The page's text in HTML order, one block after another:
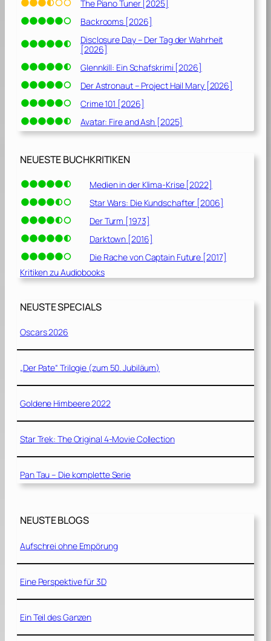
The Piano Tuner [2025]
Backrooms [2026]
Disclosure Day – Der Tag der Wahrheit
[2026]
Glennkill: Ein Schafskrimi [2026]
Der Astronaut – Project Hail Mary [2026]
Crime 101 [2026]
Avatar: Fire and Ash [2025]
NEUESTE BUCHKRITIKEN
Medien in der Klima-Krise [2022]
Star Wars: Die Kundschafter [2006]
Der Turm [1973]
Darktown [2016]
Die Rache von Captain Future [2017]
Kritiken zu Audiobooks
NEUSTE SPECIALS
Oscars 2026
„Der Pate“ Trilogie (zum 50. Jubiläum)
Goldene Himbeere 2022
Star Trek: The Original 4-Movie Collection
Pan Tau – Die komplette Serie
NEUSTE BLOGS
Aufschrei ohne Empörung
Eine Perspektive für 3D
Ein Teil des Ganzen